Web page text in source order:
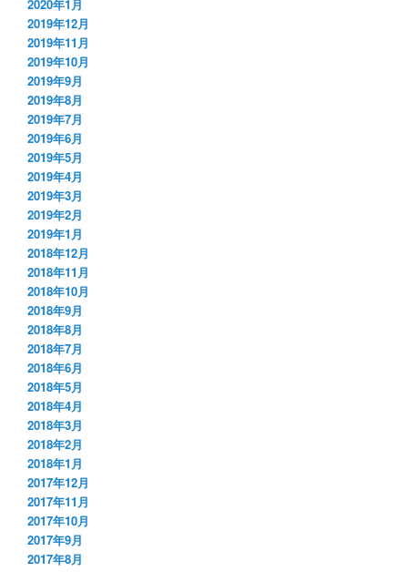
2020年1月
2019年12月
2019年11月
2019年10月
2019年9月
2019年8月
2019年7月
2019年6月
2019年5月
2019年4月
2019年3月
2019年2月
2019年1月
2018年12月
2018年11月
2018年10月
2018年9月
2018年8月
2018年7月
2018年6月
2018年5月
2018年4月
2018年3月
2018年2月
2018年1月
2017年12月
2017年11月
2017年10月
2017年9月
2017年8月